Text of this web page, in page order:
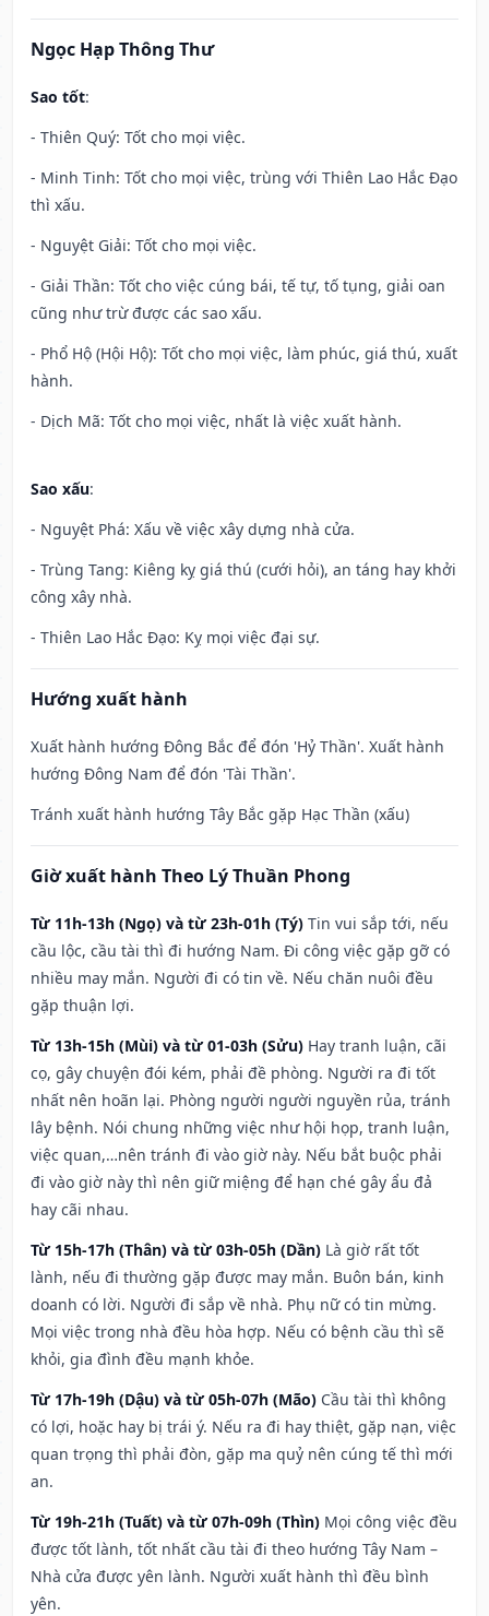
Ngọc Hạp Thông Thư
Sao tốt:
- Thiên Quý: Tốt cho mọi việc.
- Minh Tinh: Tốt cho mọi việc, trùng với Thiên Lao Hắc Đạo
thì xấu.
- Nguyệt Giải: Tốt cho mọi việc.
- Giải Thần: Tốt cho việc cúng bái, tế tự, tố tụng, giải oan
cũng như trừ được các sao xấu.
- Phổ Hộ (Hội Hộ): Tốt cho mọi việc, làm phúc, giá thú, xuất
hành.
- Dịch Mã: Tốt cho mọi việc, nhất là việc xuất hành.
Sao xấu:
- Nguyệt Phá: Xấu về việc xây dựng nhà cửa.
- Trùng Tang: Kiêng kỵ giá thú (cưới hỏi), an táng hay khởi
công xây nhà.
- Thiên Lao Hắc Đạo: Kỵ mọi việc đại sự.
Hướng xuất hành
Xuất hành hướng Đông Bắc để đón 'Hỷ Thần'. Xuất hành
hướng Đông Nam để đón 'Tài Thần'.
Tránh xuất hành hướng Tây Bắc gặp Hạc Thần (xấu)
Giờ xuất hành Theo Lý Thuần Phong
Từ 11h-13h (Ngọ) và từ 23h-01h (Tý) Tin vui sắp tới, nếu
cầu lộc, cầu tài thì đi hướng Nam. Đi công việc gặp gỡ có
nhiều may mắn. Người đi có tin về. Nếu chăn nuôi đều
gặp thuận lợi.
Từ 13h-15h (Mùi) và từ 01-03h (Sửu) Hay tranh luận, cãi
cọ, gây chuyện đói kém, phải đề phòng. Người ra đi tốt
nhất nên hoãn lại. Phòng người người nguyền rủa, tránh
lây bệnh. Nói chung những việc như hội họp, tranh luận,
việc quan,…nên tránh đi vào giờ này. Nếu bắt buộc phải
đi vào giờ này thì nên giữ miệng để hạn ché gây ẩu đả
hay cãi nhau.
Từ 15h-17h (Thân) và từ 03h-05h (Dần) Là giờ rất tốt
lành, nếu đi thường gặp được may mắn. Buôn bán, kinh
doanh có lời. Người đi sắp về nhà. Phụ nữ có tin mừng.
Mọi việc trong nhà đều hòa hợp. Nếu có bệnh cầu thì sẽ
khỏi, gia đình đều mạnh khỏe.
Từ 17h-19h (Dậu) và từ 05h-07h (Mão) Cầu tài thì không
có lợi, hoặc hay bị trái ý. Nếu ra đi hay thiệt, gặp nạn, việc
quan trọng thì phải đòn, gặp ma quỷ nên cúng tế thì mới
an.
Từ 19h-21h (Tuất) và từ 07h-09h (Thìn) Mọi công việc đều
được tốt lành, tốt nhất cầu tài đi theo hướng Tây Nam –
Nhà cửa được yên lành. Người xuất hành thì đều bình
yên.